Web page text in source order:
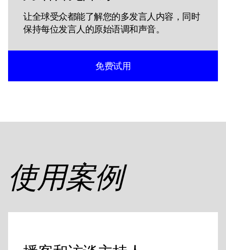
让全球受众都能了解您的多发言人内容，同时
保持每位发言人的原始语调和声音。
免费试用
使用案例